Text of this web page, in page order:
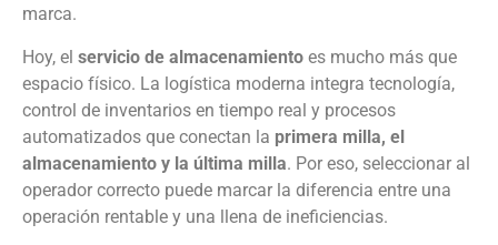
marca.
Hoy, el servicio de almacenamiento es mucho más que
espacio físico. La logística moderna integra tecnología,
control de inventarios en tiempo real y procesos
automatizados que conectan la primera milla, el
almacenamiento y la última milla. Por eso, seleccionar al
operador correcto puede marcar la diferencia entre una
operación rentable y una llena de ineficiencias.